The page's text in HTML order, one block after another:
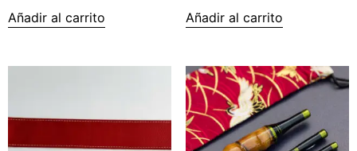
Añadir al carrito Añadir al carrito